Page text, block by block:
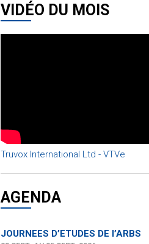
VIDÉO DU MOIS
Truvox International Ltd - VTVe
AGENDA
JOURNEES D’ETUDES DE l’ARBS